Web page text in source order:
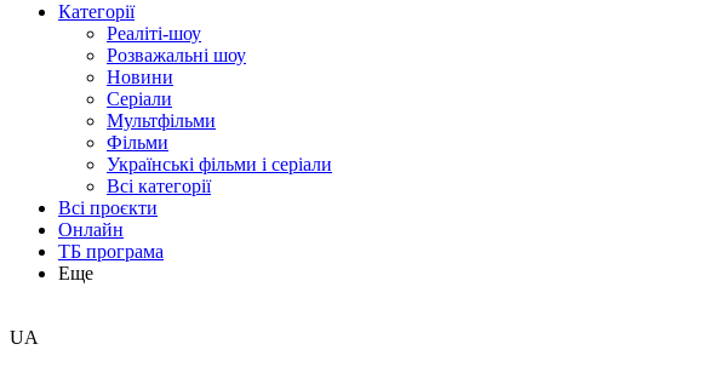
Категорії
Реаліті-шоу
Розважальні шоу
Новини
Серіали
Мультфільми
Фільми
Українські фільми і серіали
Всі категорії
Всі проєкти
Онлайн
ТБ програма
Еще
UA